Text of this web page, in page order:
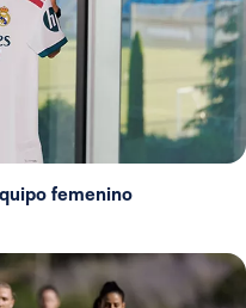
femenino